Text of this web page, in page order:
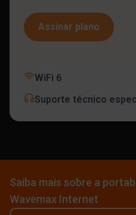
Assinar plano
WiFi 6
Suporte técnico
Saiba mais sobre a
Wavemax Internet